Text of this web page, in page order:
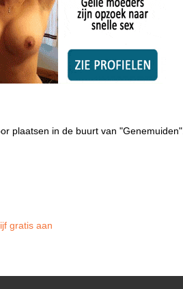
plaatsen in de buurt van "Genemuiden".
gratis aan